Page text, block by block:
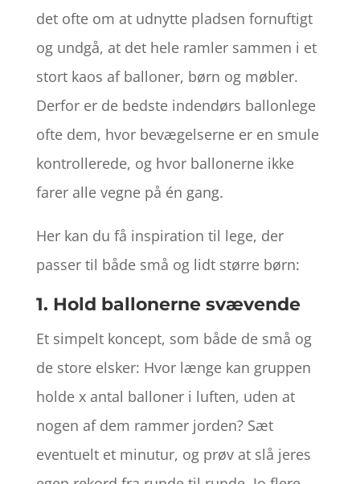
det ofte om at udnytte pladsen fornuftigt
og undgå, at det hele ramler sammen i et
stort kaos af balloner, børn og møbler.
Derfor er de bedste indendørs ballonlege
ofte dem, hvor bevægelserne er en smule
kontrollerede, og hvor ballonerne ikke
farer alle vegne på én gang.
Her kan du få inspiration til lege, der
passer til både små og lidt større børn:
1. Hold ballonerne svævende
Et simpelt koncept, som både de små og
de store elsker: Hvor længe kan gruppen
holde x antal balloner i luften, uden at
nogen af dem rammer jorden? Sæt
eventuelt et minutur, og prøv at slå jeres